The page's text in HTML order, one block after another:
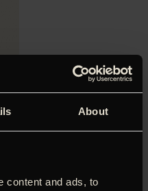
About
content and ads, to